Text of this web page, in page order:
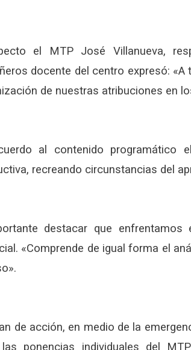
el MTP José Villanueva,
docente del centro expresó:
de nuestras atribuciones en
al contenido programático
recreando circunstancias del
destacar que
«Comprende de igual forma el
de acción, en medio de la
ponencias individuales del